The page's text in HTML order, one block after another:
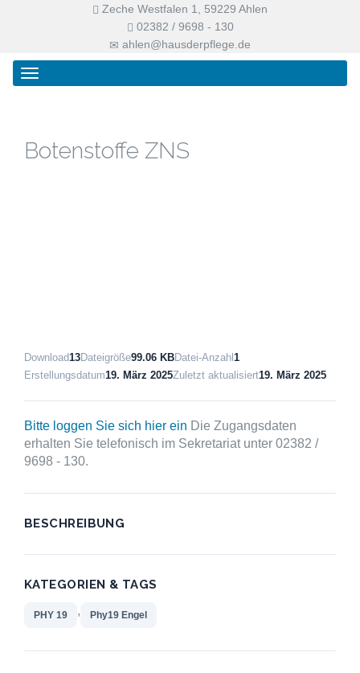
Zeche Westfalen 1, 59229 Ahlen
02382 / 9698 - 130
ahlen@hausderpflege.de
Primary
Menu
Skip
Haus der Pflege
Botenstoffe ZNS
Download13Dateigröße99.06 KBDatei-Anzahl 1
Erstellungsdatum19. März 2025Zuletzt aktualisiert19. März 2025
Bitte loggen Sie sich hier ein Die Zugangsdaten
erhalten Sie telefonisch im Sekretariat unter 02382 /
9698 - 130.
BESCHREIBUNG
KATEGORIEN & TAGS
PHY 19 , Phy19 Engel